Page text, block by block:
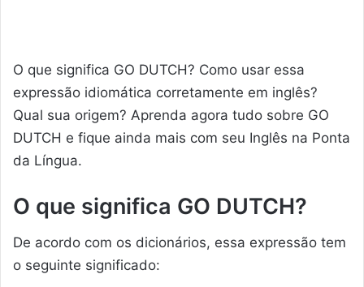
O que significa GO DUTCH? Como usar essa
expressão idiomática corretamente em inglês?
Qual sua origem? Aprenda agora tudo sobre GO
DUTCH e fique ainda mais com seu Inglês na Ponta
da Língua.
O que significa GO DUTCH?
De acordo com os dicionários, essa expressão tem
o seguinte significado: